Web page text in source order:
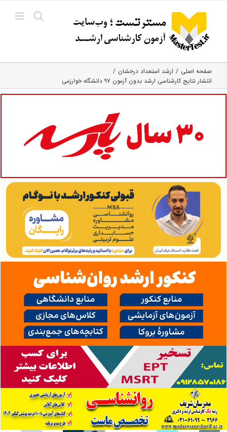
content
صفحه اصلی
ارشد استعداد درخشان
انتشار نتایج کارشناسی ارشد بدون آزمون ۹۷ دانشگاه خوارزمی